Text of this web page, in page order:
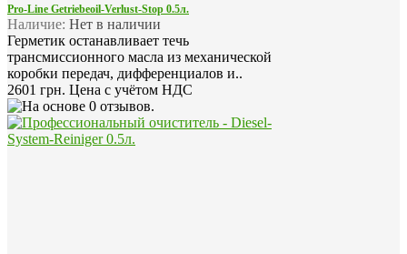
Pro-Line Getriebeoil-Verlust-Stop 0.5л.
Наличие: Нет в наличии
Герметик останавливает течь
трансмиссионного масла из механической
коробки передач, дифференциалов и..
2601 грн. Цена с учётом НДС